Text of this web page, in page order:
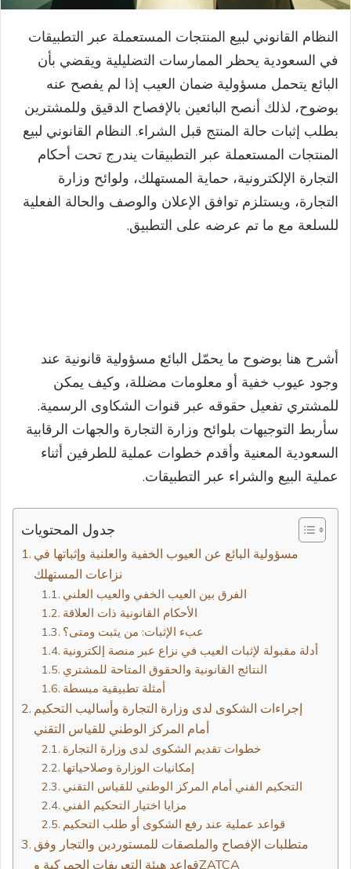
النظام القانوني لبيع المنتجات المستعملة عبر التطبيقات
في السعودية يحظر الممارسات التضليلية ويقضي بأن
البائع يتحمل مسؤولية ضمان العيب إذا لم يفصح عنه
بوضوح، لذلك أنصح البائعين بالإفصاح الدقيق وللمشترين
بطلب إثبات حالة المنتج قبل الشراء. النظام القانوني لبيع
المنتجات المستعملة عبر التطبيقات يندرج تحت أحكام
التجارة الإلكترونية، حماية المستهلك، ولوائح وزارة
التجارة، ويستلزم توافق الإعلان والوصف والحالة الفعلية
للسلعة مع ما تم عرضه على التطبيق.
أشرح هنا بوضوح ما يحمّل البائع مسؤولية قانونية عند
وجود عيوب خفية أو معلومات مضللة، وكيف يمكن
للمشتري تفعيل حقوقه عبر قنوات الشكاوى الرسمية.
سأربط التوجيهات بلوائح وزارة التجارة والجهات الرقابية
السعودية المعنية وأقدم خطوات عملية للطرفين أثناء
عملية البيع والشراء عبر التطبيقات.
جدول المحتويات
مسؤولية البائع عن العيوب الخفية والعلنية وإثباتها في
نزاعات المستهلك
الفرق بين العيب الخفي والعيب العلني
الأحكام القانونية ذات العلاقة
عبء الإثبات: من يثبت ومتى؟
أدلة مقبولة لإثبات العيب في نزاع عبر منصة إلكترونية
النتائج القانونية والحقوق المتاحة للمشتري
أمثلة تطبيقية مبسطة
إجراءات الشكوى لدى وزارة التجارة وأساليب التحكيم
أمام المركز الوطني للقياس التقني
خطوات تقديم الشكوى لدى وزارة التجارة
إمكانيات الوزارة وصلاحياتها
التحكيم الفني أمام المركز الوطني للقياس التقني
مزايا اختيار التحكيم الفني
قواعد عملية عند رفع الشكوى أو طلب التحكيم
متطلبات الإفصاح والملصقات للمستوردين والتجار وفق
قواعد هيئة التعريفات الجمركية وZATCA